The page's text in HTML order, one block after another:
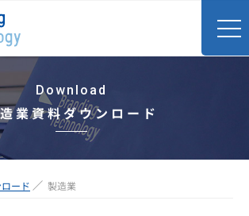
Download
業資料ダウンロード
ード 製造業